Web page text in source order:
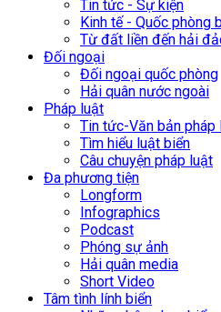
Tin tức - Sự kiện
Kinh tế - Quốc phòng
Từ đất liền đến hải
Đối ngoại
Đối ngoại quốc phòng
Hải quân nước ngoài
Pháp luật
Tin tức-Văn bản pháp
Tìm hiểu luật biển
Câu chuyện pháp luật
Đa phương tiện
Longform
Infographics
Podcast
Phóng sự ảnh
Hải quân media
Short Video
Tâm tình lính biển